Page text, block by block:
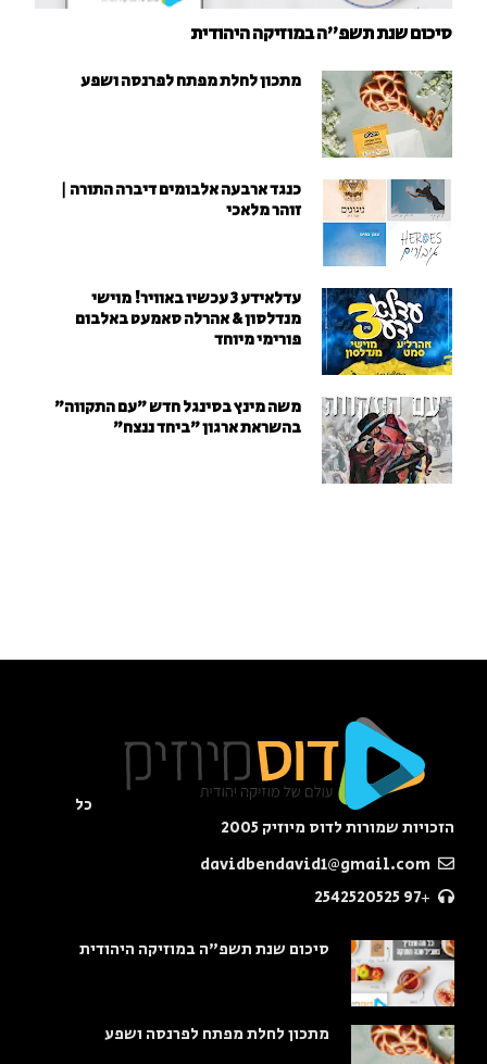
סיכום שנת תשפ"ה במוזיקה היהודית
מתכון לחלת מפתח לפרנסה ושפע
כנגד ארבעה אלבומים דיברה התורה |
זוהר מלאכי
עדלאידע 3 עכשיו באוויר! מוישי
מנדלסון & אהרלה סאמעט באלבום
פורימי מיוחד
משה מינץ בסינגל חדש ״עם התקווה״
בהשראת ארגון "ביחד ננצח"
כל
הזכויות שמורות לדוס מיוזיק 2005
+97 2542520525
סיכום שנת תשפ"ה במוזיקה היהודית
מתכון לחלת מפתח לפרנסה ושפע